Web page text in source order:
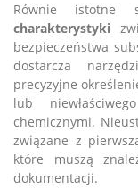
Równie istotne
charakterystyki
bezpieczeństwa
dostarcza
precyzyjne
lub
chemicznymi.
związane z
które muszą
dokumentacji.